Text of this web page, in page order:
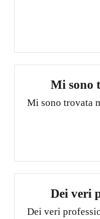
Mi sono
Mi sono trovata
Dei veri
Dei veri